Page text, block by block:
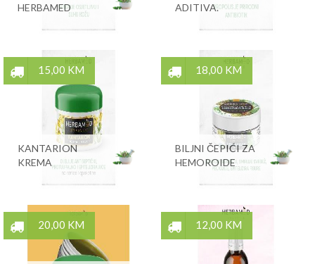
HERBAMED ADITIVA.
15,00 KM
KANTARION
KREMA
18,00 KM
BILJNI ČEPIĆI ZA
HEMOROIDE
20,00 KM 12,00 KM